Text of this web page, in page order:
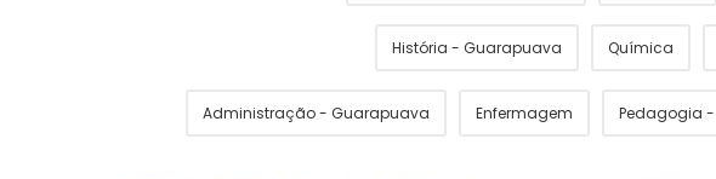
História - Guarapuava Química
Administração - Guarapuava Enfermagem Pedagogia